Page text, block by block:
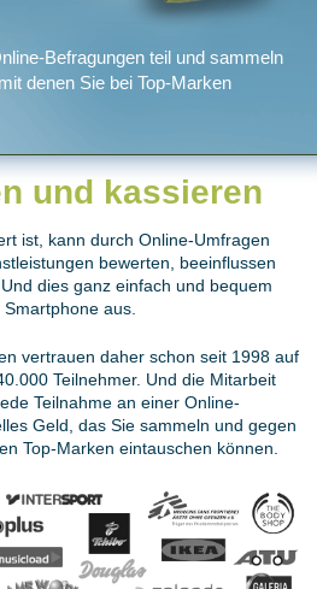
Befragungen teil und sammeln
denen Sie bei Top-Marken
und kassieren
ist, kann durch Online-Umfragen
bewerten, beeinflussen
dies ganz einfach und bequem
aus.
vertrauen daher schon seit 1998 auf
Teilnehmer. Und die Mitarbeit
Teilnahme an einer Online-
Geld, das Sie sammeln und gegen
Top-Marken eintauschen können.